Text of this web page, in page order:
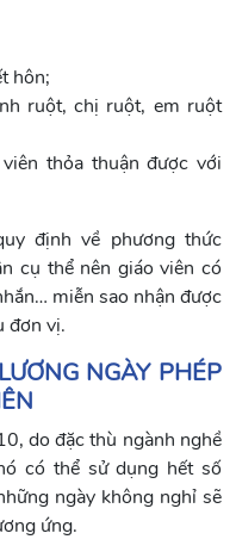
hôn;
ruột, chị ruột, em ruột
thỏa thuận được với
định về phương thức
cụ thể nên giáo viên có
miễn sao nhận được
đơn vị.
NGÀY PHÉP
do đặc thù ngành nghề
có thể sử dụng hết số
ngày không nghỉ sẽ
ứng.